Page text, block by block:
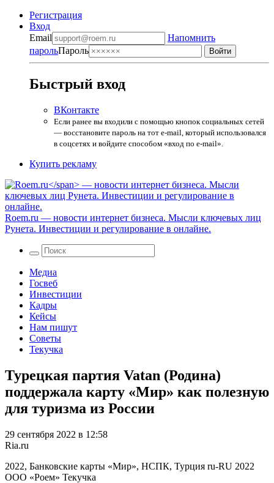
Регистрация
Вход
Email
Напомнить
парольПароль
Быстрый вход
ВКонтакте
Если ранее вы входили с помощью кнопок социальных сетей
— восстановите пароль на тот e-mail, который использовался
в соцсетях и войдите способом «вход по e-mail».
Купить рекламу
Roem.ru — новости интернет бизнеса. Мысли ключевых лиц
Рунета. Инвестиции и регулирование в онлайне.
Медиа
Госвеб
Инвестиции
Кадры
Кейсы
Нам пишут
Советы
Текучка
Турецкая партия Vatan (Родина)
поддержала карту «Мир» как полезную
для туризма из России
29 сентября 2022 в 12:58
Ria.ru
2022, Банковские карты «Мир», НСПК, Турция ru-RU 2022
ООО «Роем» Текучка